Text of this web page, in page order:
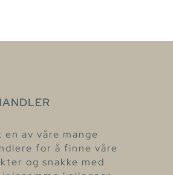
en av våre mange
for å finne våre
og snakke med